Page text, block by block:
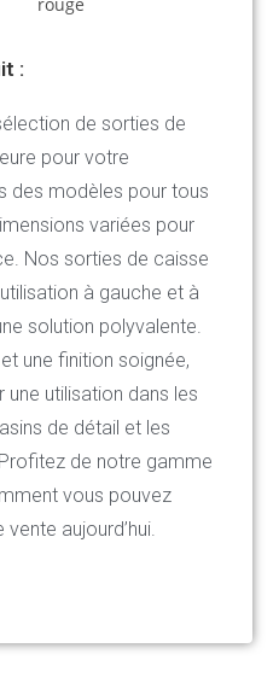
:
de sorties de
pour votre
des modèles pour tous
variées pour
Nos sorties de caisse
à gauche et à
solution polyvalente.
une finition soignée,
utilisation dans les
de détail et les
de notre gamme
vous pouvez
aujourd’hui.